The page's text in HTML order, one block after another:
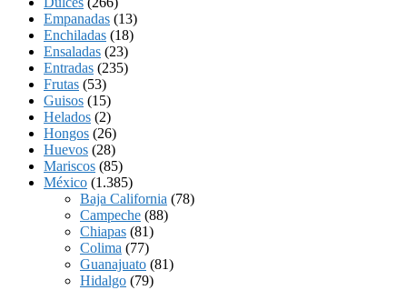
Empanadas (13)
Enchiladas (18)
Ensaladas (23)
Entradas (235)
Frutas (53)
Guisos (15)
Helados (2)
Hongos (26)
Huevos (28)
Mariscos (85)
México (1.385)
Baja California (78)
Campeche (88)
Chiapas (81)
Colima (77)
Guanajuato (81)
Hidalgo (79)